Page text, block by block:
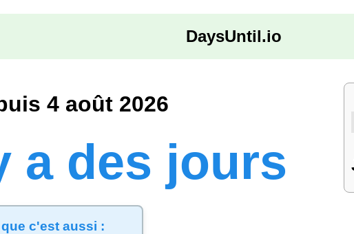
DaysUntil.io
4 août 2026
a des jours
que c'est aussi :